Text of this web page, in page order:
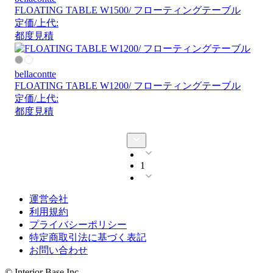
FLOATING TABLE W1500/ フローティングテーブル
定価/上代:
都度見積
bellacontte
FLOATING TABLE W1200/ フローティングテーブル
定価/上代:
都度見積
1
運営会社
利用規約
プライバシーポリシー
特定商取引法に基づく表記
お問い合わせ